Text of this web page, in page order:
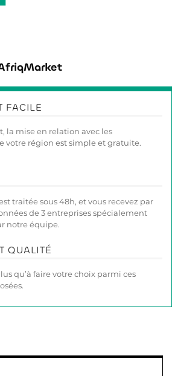
FACILE
la mise en relation avec les
votre région est simple et gratuite.
traitée sous 48h, et vous recevez par
de 3 entreprises spécialement
notre équipe.
QUALITÉ
qu’à faire votre choix parmi ces